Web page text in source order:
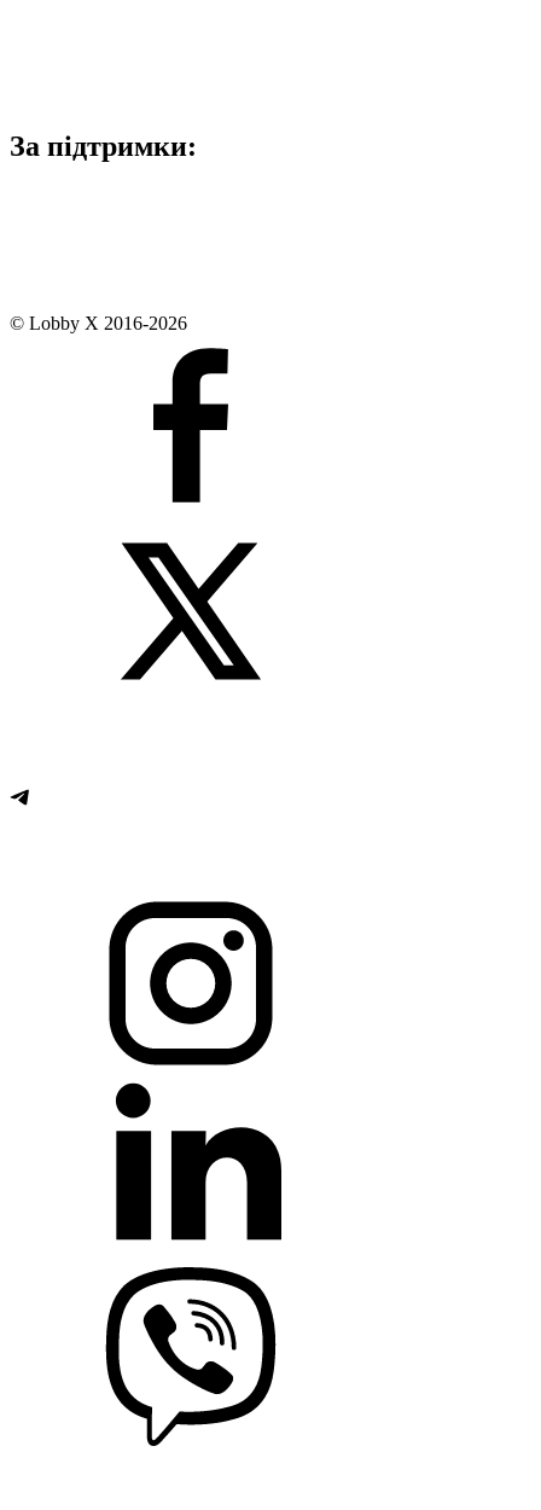
За підтримки:
© Lobby X 2016-2026